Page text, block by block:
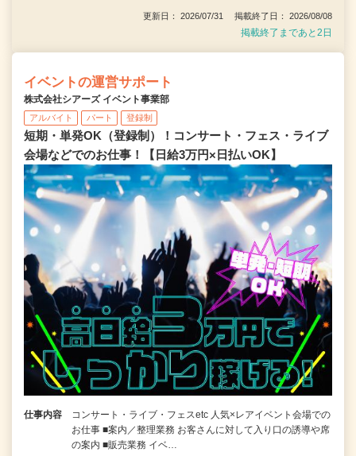
更新日： 2026/07/31 掲載終了日： 2026/08/08
掲載終了まであと2日
イベントの運営サポート
株式会社シアーズ イベント事業部
アルバイト パート 登録制
短期・単発OK（登録制）！コンサート・フェス・ライブ
会場などでのお仕事！【日給3万円×日払いOK】
仕事内容
コンサート・ライブ・フェスetc 人気×レアイベント会場での
お仕事 ■案内／整理業務 お客さんに対して入り口の誘導や席
の案内 ■販売業務 イベ…